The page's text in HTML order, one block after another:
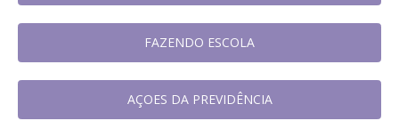
FAZENDO ESCOLA
AÇOES DA PREVIDÊNCIA